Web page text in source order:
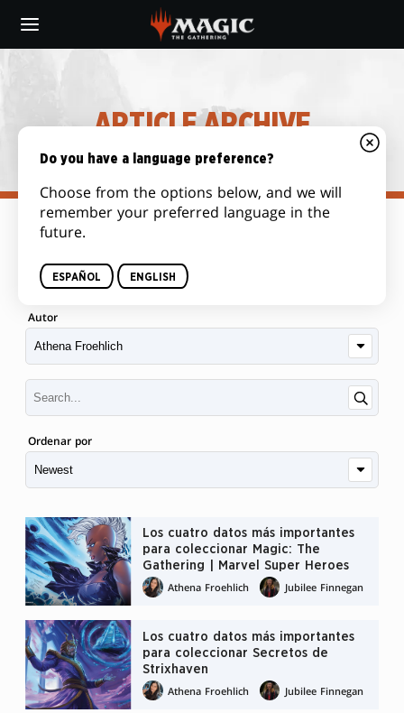
main
ARTICLE ARCHIVE
Autor
Ordenar por
Los cuatro datos más importantes
para coleccionar Magic: The
Gathering | Marvel Super Heroes
Athena Froehlich
Jubilee Finnegan
Los cuatro datos más importantes
para coleccionar Secretos de
Strixhaven
Athena Froehlich
Jubilee Finnegan
Do you have a language preference?
Choose from the options below, and we will
remember your preferred language in the
future.
ESPAÑOL ENGLISH